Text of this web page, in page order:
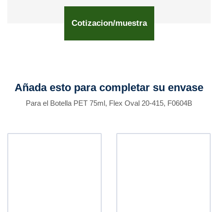
Cotizacion/muestra
Añada esto para completar su envase
Para el Botella PET 75ml, Flex Oval 20-415, F0604B